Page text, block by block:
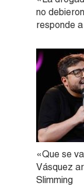
no
responde
«Que se
Vásquez
Slimming